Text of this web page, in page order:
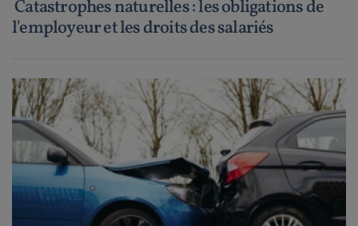
Catastrophes naturelles : les obligations de
l'employeur et les droits des salariés